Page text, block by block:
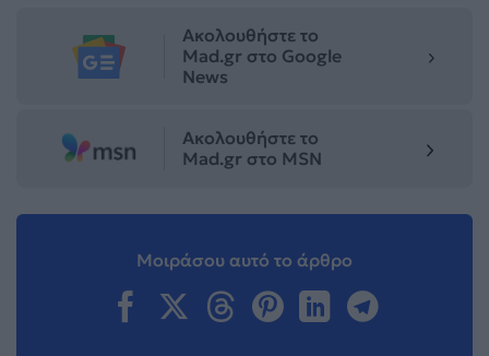
Ακολουθήστε το
Mad.gr στο Google
News
Ακολουθήστε το
Mad.gr στο MSN
Μοιράσου αυτό το άρθρο